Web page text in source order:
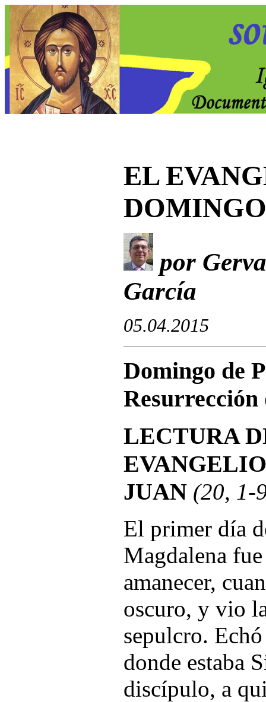
EL
DOMINGO
por
García
05.04.2015
Domingo de
Resurrección
LECTURA
JUAN (20, 1-
El primer día
Magdalena
amanecer,
oscuro, y vio
sepulcro.
donde estaba
discípulo, a